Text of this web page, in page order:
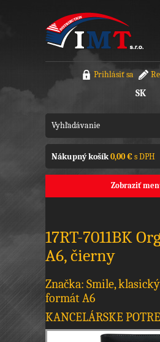
Prihlásiť sa
SK
Nákupný košík0,00 €s DPH
Zobraziť
17RT-7011BK
A6, čierny
Značka: Smile,
formát A6
KANCELÁRSKE